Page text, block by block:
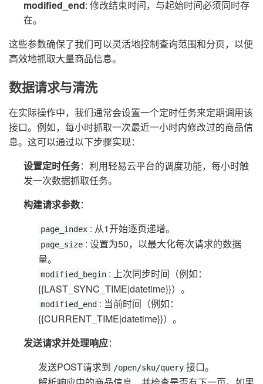
modified_end: 修改结束时间，与起始时间必须同时存
在。
这些参数确保了我们可以灵活地控制查询范围和分页，以便
高效地抓取大量商品信息。
数据请求与清洗
在实际操作中，我们通常会设置一个定时任务来定期调用该
接口。例如，每小时抓取一次最近一小时内修改过的商品信
息。这可以通过以下步骤实现：
设置定时任务：利用轻易云平台的调度功能，每小时触
发一次数据抓取任务。
构建请求参数：
page_index : 从1开始逐页递增。
page_size : 设置为50，以最大化每次请求的数据
量。
modified_begin : 上次同步时间（例如：
{{LAST_SYNC_TIME|datetime}}）。
modified_end : 当前时间（例如：
{{CURRENT_TIME|datetime}}）。
发送请求并处理响应：
发送POST请求到 /open/sku/query 接口。